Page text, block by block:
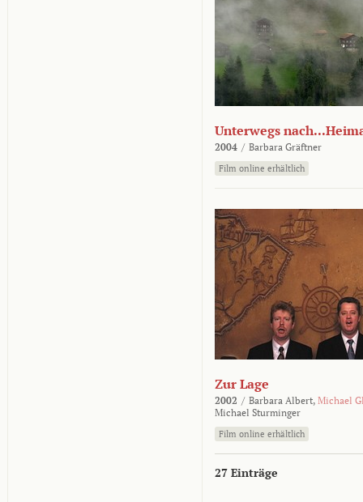
Unterwegs
2004 / Barbara Gräftner
Film online erhältlich
Zur Lage
2002 / Barbara Albert, Michael
Michael Sturminger
Film online erhältlich
27 Einträge